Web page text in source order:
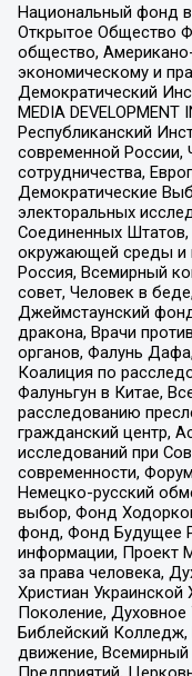
Национальный фонд
Открытое Общество
общество,
экономическому и
Демократический
MEDIA
Республиканский
современной России,
сотрудничества,
Демократические
электоральных
Соединенных Штатов,
окружающей среды и
Россия, Всемирный
совет, Человек в
Джеймстаунский
дракона, Врачи
органов, Фалунь
Коалиция по
Фалуньгун в Китае,
расследованию
гражданский центр,
исследований при
современности,
Немецко-русский
выбор, Фонд
фонд, Фонд Будущее
информации, Проект
за права человека,
Христиан
Поколение,
Библейский
движение, Всемирный